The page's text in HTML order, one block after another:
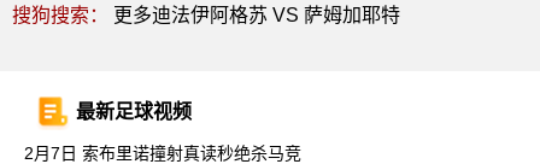
搜狗搜索：
更多迪法伊阿格苏 VS 萨姆加耶特
最新足球视频
2月7日 索布里诺撞射真读秒绝杀马竞